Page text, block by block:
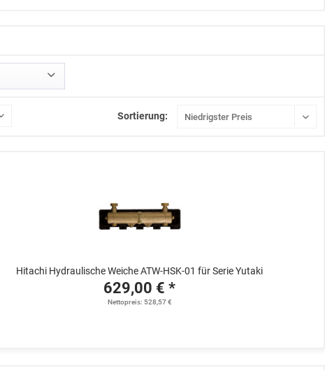
Sortierung:
Hitachi Hydraulische Weiche ATW-HSK-01 für Serie Yutaki
629,00 € *
Nettopreis: 528,57 €